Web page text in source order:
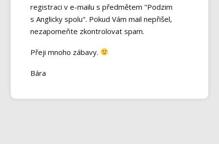
registraci v e-mailu s předmětem "Podzim
s Anglicky spolu". Pokud Vám mail nepřišel,
nezapomeňte zkontrolovat spam.
Přeji mnoho zábavy.
Bára